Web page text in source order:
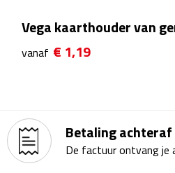
Veiligheidssets
Zonneschermen
Fietsbellen
Fietstassen
Vega kaarthouder van
vanaf € 1,19
Betaling achteraf
De factuur ontvang je